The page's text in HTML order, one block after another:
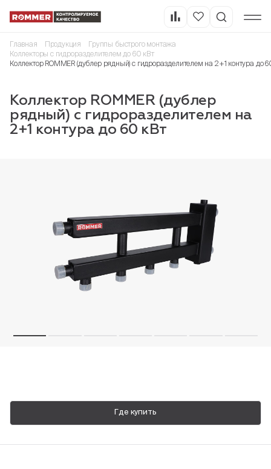
Главная Продукция
Группы быстрого монтажа
Коллекторы с гидроразделителем до 60 кВт
Коллектор ROMMER (дублер рядный) с гидроразделителем на 2+1 контура до
Коллектор ROMMER (дублер
рядный) с гидроразделителем на
2+1 контура до 60 кВт
Где купить